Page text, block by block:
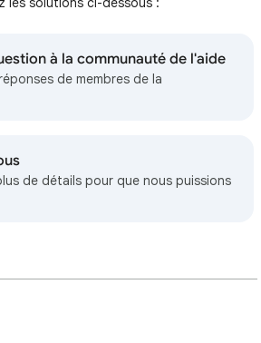
à la communauté de l'aide
de membres de la
de détails pour que nous puissions